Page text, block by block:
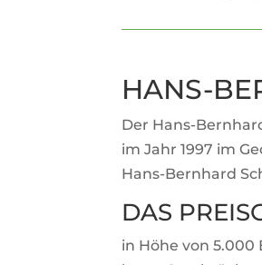
HANS-
Der Hans-
im Jahr 1997 im
Hans-Bern­hard
DAS
in Höhe von